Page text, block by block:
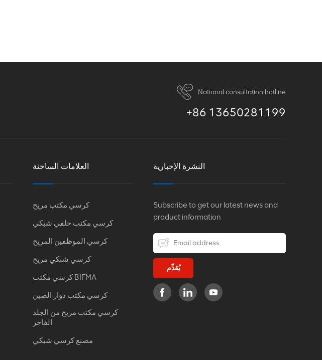
National consultation hotline
+86 13650281199
العلامات الساخنة
كرسي مكتب مريح
كرسي مكتب خلفي شبكي
كرسي الموظفين المريح
كرسي شبكي مريح
كرسي مكتب BIFMA
كرسي مكتب دوار الصين
كرسي مكتب مريح من الجلد
الفاخر
مصنع كرسي شبكي
النشرة الإخبارية
Subscribe to get our latest news and
product information
يُقدِّم